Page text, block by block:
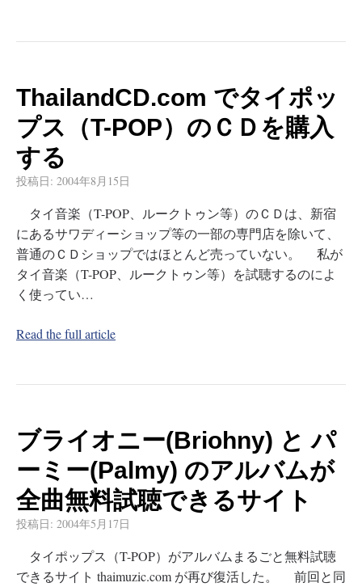
ThailandCD.com でタイポッ
プス（T-POP）のＣＤを購入
する
投稿日: 2004年8月15日
タイ音楽（T-POP、ルークトゥン等）のＣＤは、新宿
にあるサワディーショップ等の一部の専門店を除いて、
普通のＣＤショップではほとんど売っていない。 私が
タイ音楽（T-POP、ルークトゥン等）を試聴するのによ
く使ってい…
Read the full article
ブライオニー(Briohny) と パ
ーミー(Palmy) のアルバムが
全曲無料試聴できるサイト
投稿日: 2004年5月17日
タイポップス（T-POP）がアルバムまるごと無料試聴
できるサイト thaimuzic.com が再び復活した。 前回と同